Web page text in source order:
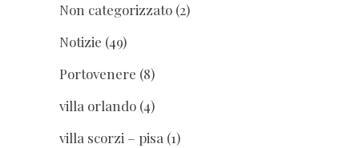
Non categorizzato (2)
Notizie (49)
Portovenere (8)
villa orlando (4)
villa scorzi – pisa (1)